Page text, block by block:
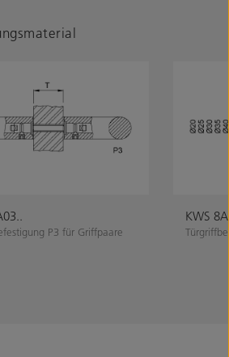
P3 für Griffpaare
KWS